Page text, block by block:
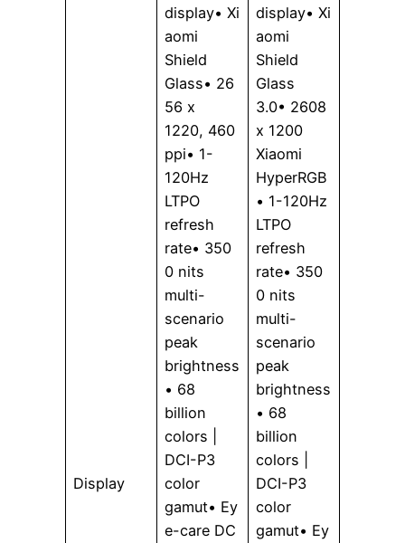
Display
display• Xi
aomi
Shield
Glass• 26
56 x
1220, 460
ppi• 1-
120Hz
LTPO
refresh
rate• 350
0 nits
multi-
scenario
peak
brightness
• 68
billion
colors |
DCI-P3
color
gamut• Ey
e-care DC
display• Xi
aomi
Shield
Glass
3.0• 2608
x 1200
Xiaomi
HyperRGB
• 1-120Hz
LTPO
refresh
rate• 350
0 nits
multi-
scenario
peak
brightness
• 68
billion
colors |
DCI-P3
color
gamut• Ey